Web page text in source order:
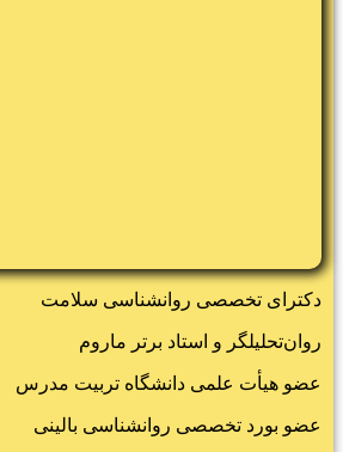
دکترای تخصصی روانشناسی سلامت
روان‌تحلیلگر و استاد برتر ماروم
عضو هیأت علمی دانشگاه تربیت مدرس
عضو بورد تخصصی روانشناسی بالینی